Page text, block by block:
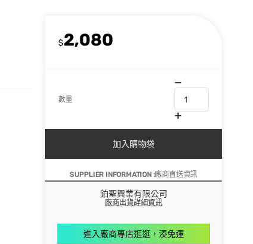
$2,080
數量
加入購物袋
SUPPLIER INFORMATION :廠商直送資訊
鉑聖興業有限公司
廠商出貨詳細資訊
進入廠商專店逛逛，湊免運